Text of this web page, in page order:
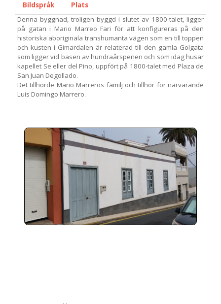
Bildspråk
Plats
Denna byggnad, troligen byggd i slutet av 1800-talet, ligger
på gatan i Mario Marreo Fari för att konfigureras på den
historiska aboriginala transhumanta vägen som en till toppen
och kusten i Gimardalen är relaterad till den gamla Golgata
som ligger vid basen av hundraårspenen och som idag husar
kapellet Se eller del Pino, uppfört på 1800-talet med Plaza de
San Juan Degollado.
Det tillhörde Mario Marreros familj och tillhör för närvarande
Luis Domingo Marrero.